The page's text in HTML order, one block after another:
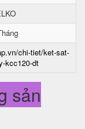
chi-tiet/ket-sat-
kcc120-dt
sản